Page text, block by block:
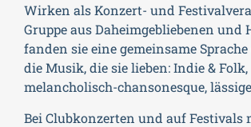
Wirken als Konzert- und
Gruppe aus Daheimgebliebenen und
fanden sie eine gemeinsame
die Musik, die sie lieben: Indie & Folk,
melancholisch-chansonesque,
Bei Clubkonzerten und auf Festivals